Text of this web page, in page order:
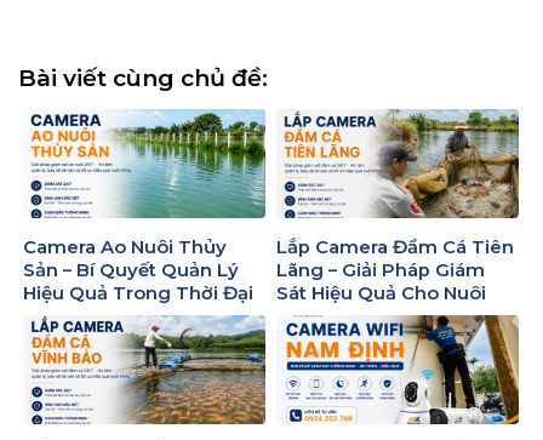
Bài viết cùng chủ đề:
Camera Ao Nuôi Thủy
Sản – Bí Quyết Quản Lý
Hiệu Quả Trong Thời Đại
Số
Lắp Camera Đầm Cá Tiên
Lãng – Giải Pháp Giám
Sát Hiệu Quả Cho Nuôi
Trồng Thủy Sản